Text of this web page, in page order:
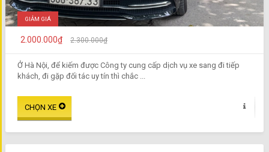
GIẢM GIÁ
2.000.000₫ 2.300.000₫
Ở Hà Nội, để kiếm được Công ty cung cấp dịch vụ xe sang đi tiếp
khách, đi gặp đối tác uy tín thì chắc ...